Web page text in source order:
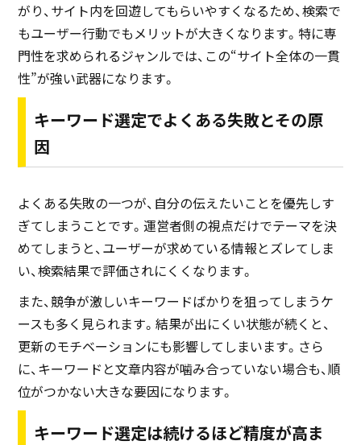
がり、サイト内を回遊してもらいやすくなるため、検索で
もユーザー行動でもメリットが大きくなります。特に専
門性を求められるジャンルでは、この“サイト全体の一貫
性”が強い武器になります。
キーワード選定でよくある失敗とその原
因
よくある失敗の一つが、自分の伝えたいことを優先しす
ぎてしまうことです。運営者側の視点だけでテーマを決
めてしまうと、ユーザーが求めている情報とズレてしま
い、検索結果で評価されにくくなります。
また、競争が激しいキーワードばかりを狙ってしまうケ
ースも多く見られます。結果が出にくい状態が続くと、
更新のモチベーションにも影響してしまいます。さら
に、キーワードと文章内容が噛み合っていない場合も、順
位がつかない大きな要因になります。
キーワード選定は続けるほど精度が高ま